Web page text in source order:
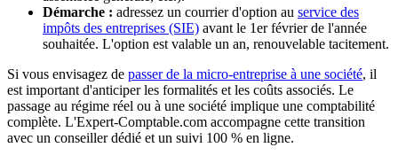
Démarche : adressez un courrier d'option au service des
impôts des entreprises (SIE) avant le 1er février de l'année
souhaitée. L'option est valable un an, renouvelable tacitement.
Si vous envisagez de passer de la micro-entreprise à une société, il
est important d'anticiper les formalités et les coûts associés. Le
passage au régime réel ou à une société implique une comptabilité
complète. L'Expert-Comptable.com accompagne cette transition
avec un conseiller dédié et un suivi 100 % en ligne.